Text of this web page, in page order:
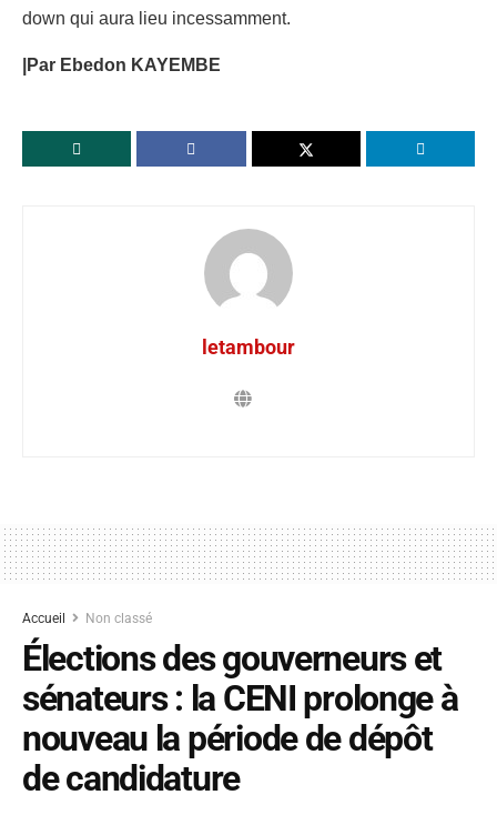
down qui aura lieu incessamment.
|Par Ebedon KAYEMBE
letambour
Accueil Non classé
Élections des gouverneurs et
sénateurs : la CENI prolonge à
nouveau la période de dépôt
de candidature